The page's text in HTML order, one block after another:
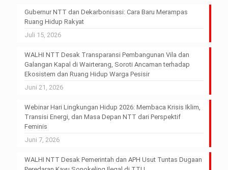
Gubernur NTT dan Dekarbonisasi: Cara Baru Merampas
Ruang Hidup Rakyat
Juli 15, 2026
WALHI NTT Desak Transparansi Pembangunan Vila dan
Galangan Kapal di Wairterang, Soroti Ancaman terhadap
Ekosistem dan Ruang Hidup Warga Pesisir
Juni 21, 2026
Webinar Hari Lingkungan Hidup 2026: Membaca Krisis Iklim,
Transisi Energi, dan Masa Depan NTT dari Perspektif
Feminis
Juni 7, 2026
WALHI NTT Desak Pemerintah dan APH Usut Tuntas Dugaan